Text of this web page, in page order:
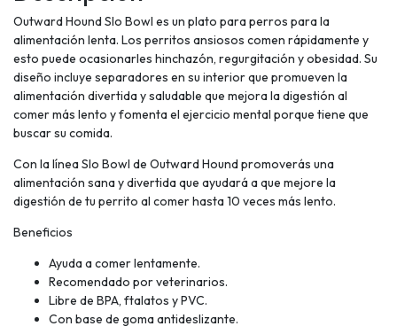
Outward Hound Slo Bowl es un plato para perros para la
alimentación lenta. Los perritos ansiosos comen rápidamente y
esto puede ocasionarles hinchazón, regurgitación y obesidad. Su
diseño incluye separadores en su interior que promueven la
alimentación divertida y saludable que mejora la digestión al
comer más lento y fomenta el ejercicio mental porque tiene que
buscar su comida.
Con la línea Slo Bowl de Outward Hound promoverás una
alimentación sana y divertida que ayudará a que mejore la
digestión de tu perrito al comer hasta 10 veces más lento.
Beneficios
Ayuda a comer lentamente.
Recomendado por veterinarios.
Libre de BPA, ftalatos y PVC.
Con base de goma antideslizante.